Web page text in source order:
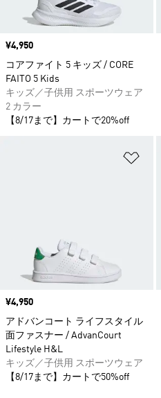
価格
¥4,950
コアファイト 5 キッズ / CORE
FAITO 5 Kids
キッズ／子供用 スポーツウェア
2 カラー
【8/17まで】カートで20%off
価格
¥4,950
アドバンコート ライフスタイル
面ファスナー / AdvanCourt
Lifestyle H&L
キッズ／子供用 スポーツウェア
【8/17まで】カートで50%off